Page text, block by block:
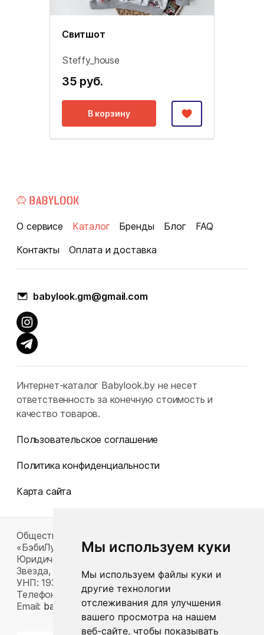
Мы используем куки
Мы используем файлы куки и
другие технологии
отслеживания для улучшения
вашего просмотра на нашем
веб-сайте, чтобы показывать
Свитшот
Steffy_house
35 руб.
В корзину
О сервисе Каталог Бренды Блог
FAQ
Контакты
Оплата и доставка
babylook.gm@gmail.com
Интернет-каталог Babylook.by не несет
ответственность за конечную стоимость и
качество товаров.
Пользовательское соглашение
Политика конфиденциальности
Карта сайта
Общество с ограниченной ответственностью
«БэбиЛук»
Юридический адрес: 220117, г. Минск, пр-т Газеты
Звезда, д. 16, пом. 52
УНП: 193815124
Телефон:
+375 33 392 66 63
Email: babylook.gm@gmail.com .